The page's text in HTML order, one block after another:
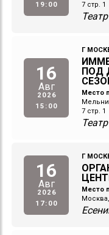
19:00 7 стр. 1
16
Авг
2026
15:00
Г
ПОД
Место
7 стр. 1
16
Авг
2026
17:00
Г
Место